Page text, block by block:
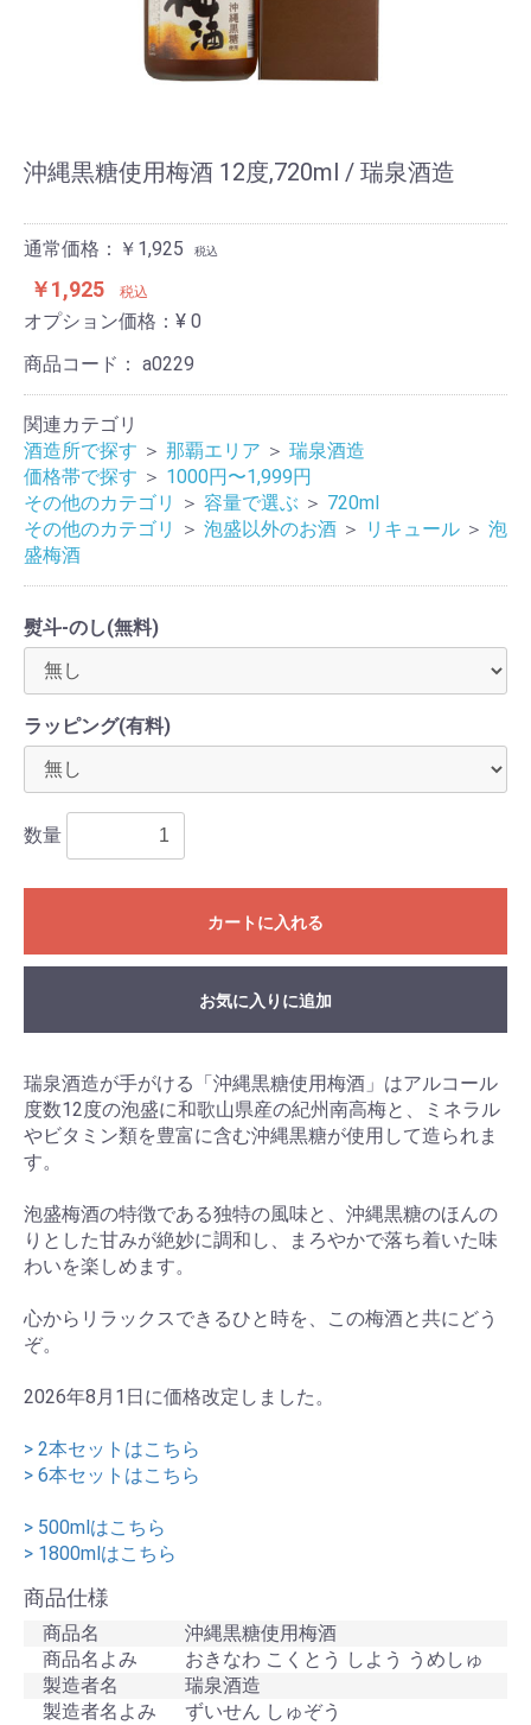
沖縄黒糖使用梅酒 12度,720ml / 瑞泉酒造
通常価格：￥1,925 税込
￥1,925 税込
オプション価格：¥ 0
商品コード： a0229
関連カテゴリ
酒造所で探す ＞ 那覇エリア ＞ 瑞泉酒造
価格帯で探す ＞ 1000円〜1,999円
その他のカテゴリ
＞ 容量で選ぶ ＞ 720ml
その他のカテゴリ
＞ 泡盛以外のお酒 ＞ リキュール ＞ 泡
盛梅酒
熨斗-のし(無料)
ラッピング(有料)
数量
カートに入れる
お気に入りに追加
瑞泉酒造が手がける「沖縄黒糖使用梅酒」はアルコール
度数12度の泡盛に和歌山県産の紀州南高梅と、ミネラル
やビタミン類を豊富に含む沖縄黒糖が使用して造られま
す。
泡盛梅酒の特徴である独特の風味と、沖縄黒糖のほんの
りとした甘みが絶妙に調和し、まろやかで落ち着いた味
わいを楽しめます。
心からリラックスできるひと時を、この梅酒と共にどう
ぞ。
2026年8月1日に価格改定しました。
> 2本セットはこちら
> 6本セットはこちら
> 500mlはこちら
> 1800mlはこちら
商品仕様
商品名
沖縄黒糖使用梅酒
商品名よみ
おきなわ こくとう しよう うめしゅ
製造者名
瑞泉酒造
製造者名よみ
ずいせん しゅぞう